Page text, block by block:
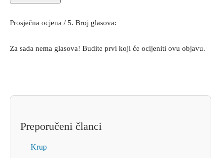
Prosječna ocjena / 5. Broj glasova:
Za sada nema glasova! Budite prvi koji će ocijeniti ovu objavu.
Preporučeni članci
Krup